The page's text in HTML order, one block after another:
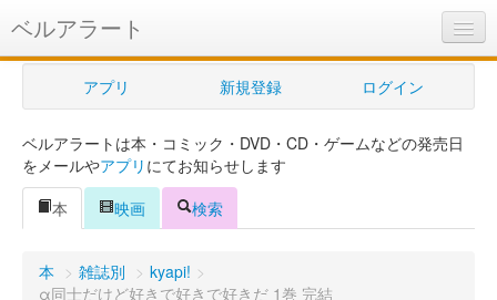
ベルアラート
ベルアラートとは
ヘルプ
新規登録
ログイン
購入管理
アプリ 新規登録 ログイン
ベルアラートは本・コミック・DVD・CD・ゲームなどの発売日
をメールやアプリ にてお知らせします
本
映画 検索
本 > 雑誌別 > kyapi! >
α同士だけど好きで好きで好きだ 1巻 完結